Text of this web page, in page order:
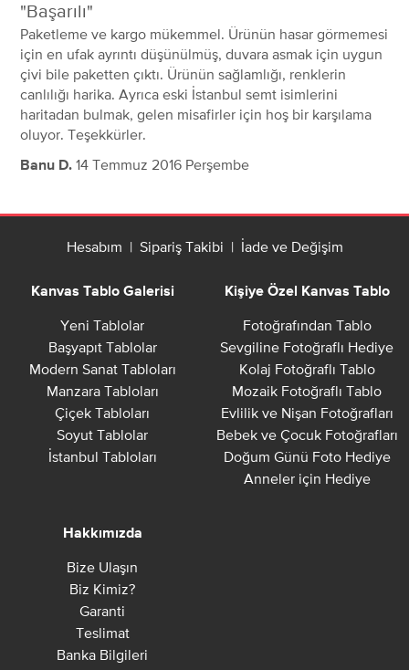
Başarılı
Paketleme ve kargo mükemmel. Ürünün hasar görmemesi
için en ufak ayrıntı düşünülmüş, duvara asmak için uygun
çivi bile paketten çıktı. Ürünün sağlamlığı, renklerin
canlılığı harika. Ayrıca eski İstanbul semt isimlerini
haritadan bulmak, gelen misafirler için hoş bir karşılama
oluyor. Teşekkürler.
Banu D. 14 Temmuz 2016 Perşembe
Hesabım | Sipariş Takibi | İade ve Değişim
Kanvas Tablo Galerisi
Yeni Tablolar
Başyapıt Tablolar
Modern Sanat Tabloları
Manzara Tabloları
Çiçek Tabloları
Soyut Tablolar
İstanbul Tabloları
Kişiye Özel Kanvas Tablo
Fotoğrafından Tablo
Sevgiline Fotoğraflı Hediye
Kolaj Fotoğraflı Tablo
Mozaik Fotoğraflı Tablo
Evlilik ve Nişan Fotoğrafları
Bebek ve Çocuk Fotoğrafları
Doğum Günü Foto Hediye
Anneler için Hediye
Hakkımızda
Bize Ulaşın
Biz Kimiz?
Garanti
Teslimat
Banka Bilgileri